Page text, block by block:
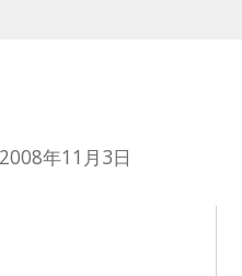
2008年11月3日